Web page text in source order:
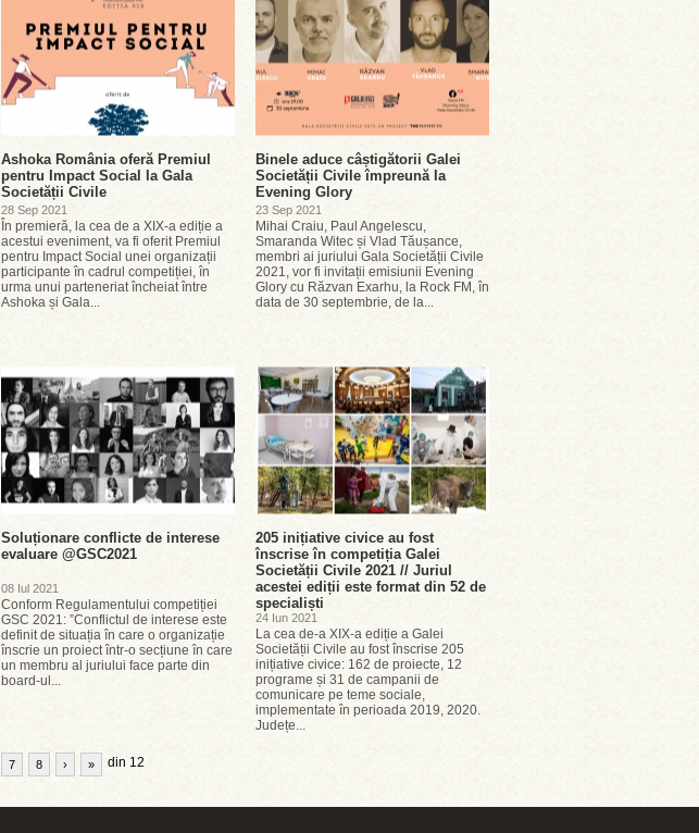
Ashoka România oferă Premiul
pentru Impact Social la Gala
Societății Civile
28 Sep 2021
În premieră, la cea de a XIX-a ediție a
acestui eveniment, va fi oferit Premiul
pentru Impact Social unei organizații
participante în cadrul competiției, în
urma unui parteneriat încheiat între
Ashoka și Gala...
Binele aduce câștigătorii Galei
Societății Civile împreună la
Evening Glory
23 Sep 2021
Mihai Craiu, Paul Angelescu,
Smaranda Witec și Vlad Tăușance,
membri ai juriului Gala Societății Civile
2021, vor fi invitații emisiunii Evening
Glory cu Răzvan Exarhu, la Rock FM, în
data de 30 septembrie, de la...
Soluționare conflicte de interese
evaluare @GSC2021
08 Iul 2021
Conform Regulamentului competiției
GSC 2021: ”Conflictul de interese este
definit de situația în care o organizație
înscrie un proiect într-o secțiune în care
un membru al juriului face parte din
board-ul...
205 inițiative civice au fost
înscrise în competiția Galei
Societății Civile 2021 // Juriul
acestei ediții este format din 52 de
specialiști
24 Iun 2021
La cea de-a XIX-a ediție a Galei
Societății Civile au fost înscrise 205
inițiative civice: 162 de proiecte, 12
programe și 31 de campanii de
comunicare pe teme sociale,
implementate în perioada 2019, 2020.
Județe...
7 8 din 12
› »